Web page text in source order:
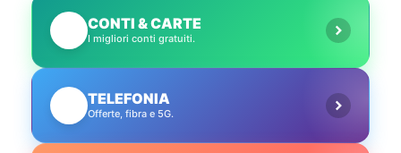
CONTI & CARTE
I migliori conti gratuiti.
TELEFONIA
Offerte, fibra e 5G.